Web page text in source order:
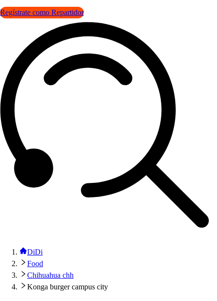
Regístrate como Repartidor
DiDi
Food
Chihuahua chh
Konga burger campus city